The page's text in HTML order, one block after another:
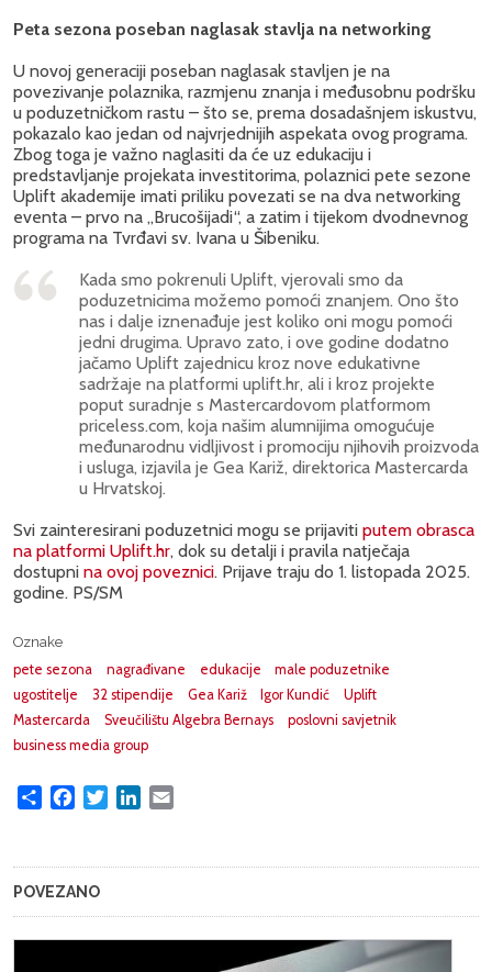
Peta sezona poseban naglasak stavlja na networking
U novoj generaciji poseban naglasak stavljen je na
povezivanje polaznika, razmjenu znanja i međusobnu podršku
u poduzetničkom rastu – što se, prema dosadašnjem iskustvu,
pokazalo kao jedan od najvrjednijih aspekata ovog programa.
Zbog toga je važno naglasiti da će uz edukaciju i
predstavljanje projekata investitorima, polaznici pete sezone
Uplift akademije imati priliku povezati se na dva networking
eventa – prvo na „Brucošijadi“, a zatim i tijekom dvodnevnog
programa na Tvrđavi sv. Ivana u Šibeniku.
Kada smo pokrenuli Uplift, vjerovali smo da
poduzetnicima možemo pomoći znanjem. Ono što
nas i dalje iznenađuje jest koliko oni mogu pomoći
jedni drugima. Upravo zato, i ove godine dodatno
jačamo Uplift zajednicu kroz nove edukativne
sadržaje na platformi uplift.hr, ali i kroz projekte
poput suradnje s Mastercardovom platformom
priceless.com, koja našim alumnijima omogućuje
međunarodnu vidljivost i promociju njihovih proizvoda
i usluga, izjavila je Gea Kariž, direktorica Mastercarda
u Hrvatskoj.
Svi zainteresirani poduzetnici mogu se prijaviti putem obrasca
na platformi Uplift.hr, dok su detalji i pravila natječaja
dostupni na ovoj poveznici. Prijave traju do 1. listopada 2025.
godine. PS/SM
Oznake
pete sezona
nagrađivane edukacije
male poduzetnike
ugostitelje
32 stipendije Gea Kariž Igor Kundić
Uplift
Mastercarda
Sveučilištu Algebra Bernays
poslovni savjetnik
business media group
Share FacebookTwitterLinkedIn
POVEZANO